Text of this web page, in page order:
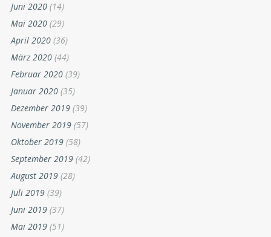
Juni 2020 (14)
Mai 2020 (29)
April 2020 (36)
März 2020 (44)
Februar 2020 (39)
Januar 2020 (35)
Dezember 2019 (39)
November 2019 (57)
Oktober 2019 (58)
September 2019 (42)
August 2019 (28)
Juli 2019 (39)
Juni 2019 (37)
Mai 2019 (51)